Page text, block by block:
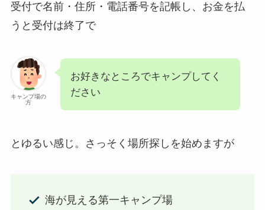
受付で名前・住所・電話番号を記帳し、お金を払
うと受付は終了で
キャンプ場の
方
お好きなところでキャンプしてく
ださい
とゆるい感じ。さっそく場所探しを始めますが
海が見える第一キャンプ場